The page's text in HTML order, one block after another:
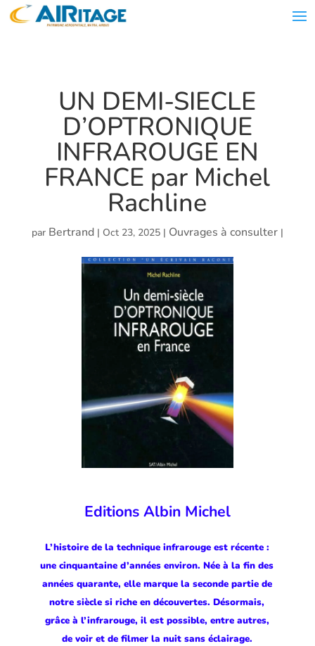
UN DEMI-SIECLE
D’OPTRONIQUE
INFRAROUGE EN
FRANCE par Michel
Rachline
par Bertrand| Oct 23, 2025| Ouvrages à consulter|
Editions Albin Michel
L’histoire de la technique infrarouge est récente :
une cinquantaine d’années environ. Née à la fin des
années quarante, elle marque la seconde partie de
notre siècle si riche en découvertes. Désormais,
grâce à l’infrarouge, il est possible, entre autres,
de voir et de filmer la nuit sans éclairage.